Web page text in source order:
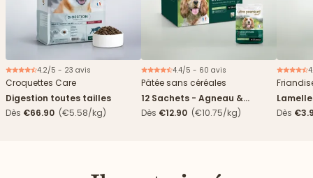
4.2/5 - 23 avis
Croquettes Care
Digestion toutes tailles
Dès €66.90 (€5.58/kg)
4.4/5 - 60 avis
Pâtée sans céréales
12 Sachets - Agneau &
haricots verts
Dès €12.90 (€10.75/kg)
Dès